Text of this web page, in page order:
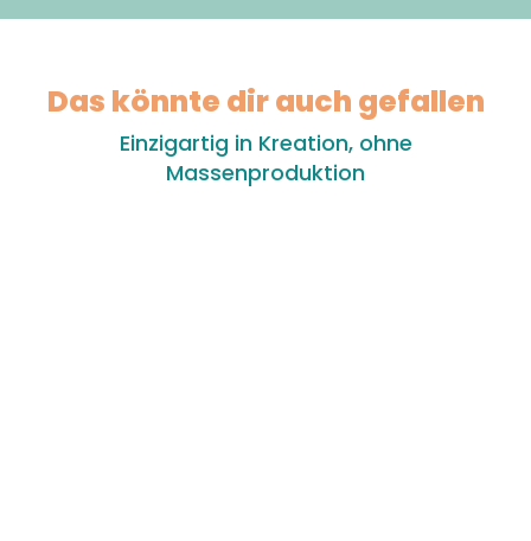
Das könnte dir auch gefallen
Einzigartig in Kreation, ohne
Massenproduktion